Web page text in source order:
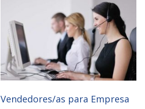
Vendedores/as para Empresa